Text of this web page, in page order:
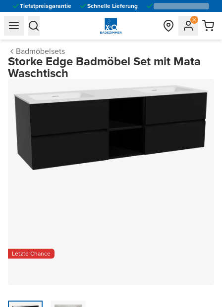
Tiefstpreisgarantie Schnelle Lieferung
general.navigation.toggle_menu.label
general.navigation.toggle_menu.label
Badmöbelsets
Storke Edge Badmöbel Set mit Mata
Waschtisch
Letzte Chance